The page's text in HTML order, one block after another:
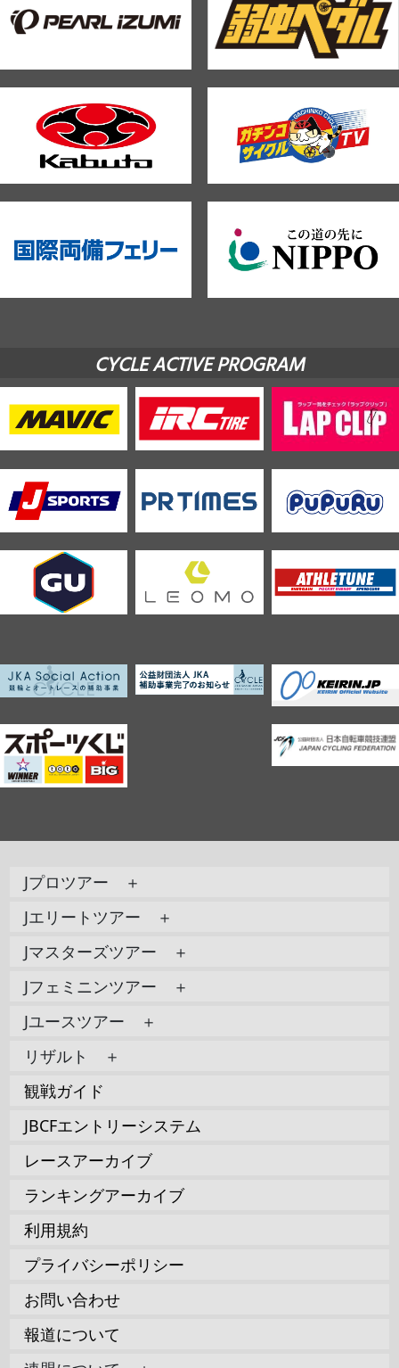
CYCLE ACTIVE PROGRAM
Jプロツアー ＋
Jエリートツアー ＋
Jマスターズツアー ＋
Jフェミニンツアー ＋
Jユースツアー ＋
リザルト ＋
観戦ガイド
JBCFエントリーシステム
レースアーカイブ
ランキングアーカイブ
利用規約
プライバシーポリシー
お問い合わせ
報道について